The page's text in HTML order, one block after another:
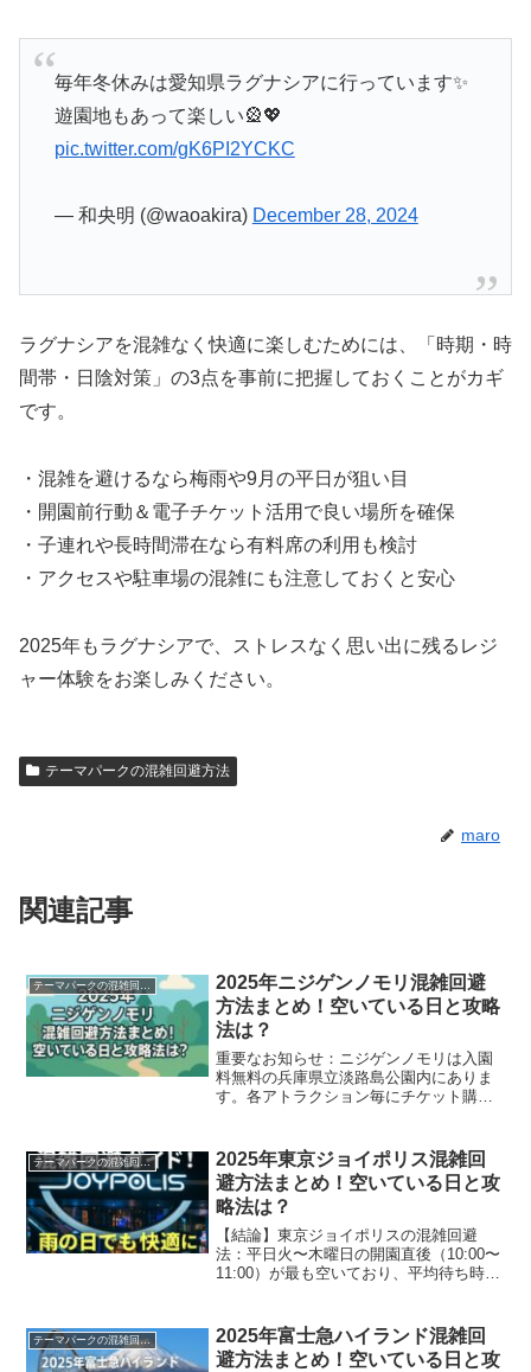
毎年冬休みは愛知県ラグナシアに行っています✨
遊園地もあって楽しい🎡💖
pic.twitter.com/gK6PI2YCKC
— 和央明 (@waoakira) December 28, 2024
ラグナシアを混雑なく快適に楽しむためには、「時期・時
間帯・日陰対策」の3点を事前に把握しておくことがカギ
です。
・混雑を避けるなら梅雨や9月の平日が狙い目
・開園前行動＆電子チケット活用で良い場所を確保
・子連れや長時間滞在なら有料席の利用も検討
・アクセスや駐車場の混雑にも注意しておくと安心
2025年もラグナシアで、ストレスなく思い出に残るレジ
ャー体験をお楽しみください。
テーマパークの混雑回避方法
maro
関連記事
2025年ニジゲンノモリ混雑回避
方法まとめ！空いている日と攻略
法は？
重要なお知らせ：ニジゲンノモリは入園
料無料の兵庫県立淡路島公園内にありま
す。各アトラクション毎にチケット購入
～木曜日が最も空いている理由ニジゲン
ノモリは兵庫県淡路島にあ...
テーマパークの混雑回避方法
2025年東京ジョイポリス混雑回
避方法まとめ！空いている日と攻
略法は？
【結論】東京ジョイポリスの混雑回避
法：平日火〜木曜日の開園直後（10:00〜
11:00）が最も空いており、平均待ち時間
タルフロアマップ活用が必須です。東
京・...
テーマパークの混雑回避方法
2025年富士急ハイランド混雑回
避方法まとめ！空いている日と攻